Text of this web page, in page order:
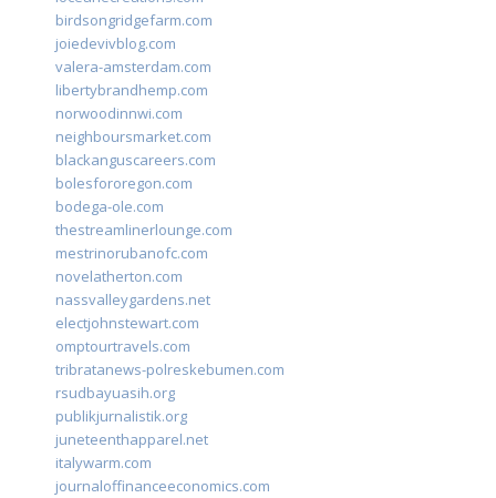
birdsongridgefarm.com
joiedevivblog.com
valera-amsterdam.com
libertybrandhemp.com
norwoodinnwi.com
neighboursmarket.com
blackanguscareers.com
bolesfororegon.com
bodega-ole.com
thestreamlinerlounge.com
mestrinorubanofc.com
novelatherton.com
nassvalleygardens.net
electjohnstewart.com
omptourtravels.com
tribratanews-polreskebumen.com
rsudbayuasih.org
publikjurnalistik.org
juneteenthapparel.net
italywarm.com
journaloffinanceeconomics.com